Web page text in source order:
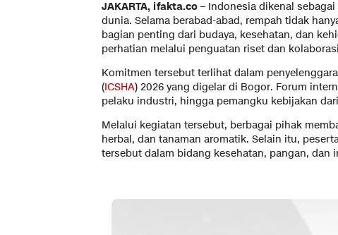
JAKARTA, ifakta.co – Indonesia dikenal
dunia. Selama berabad-abad, rempah tidak
bagian penting dari budaya, kesehatan, dan
perhatian melalui penguatan riset dan
Komitmen tersebut terlihat dalam
(ICSHA) 2026 yang digelar di Bogor. Forum
pelaku industri, hingga pemangku kebijakan
Melalui kegiatan tersebut, berbagai pihak
herbal, dan tanaman aromatik. Selain itu,
tersebut dalam bidang kesehatan, pangan, dan